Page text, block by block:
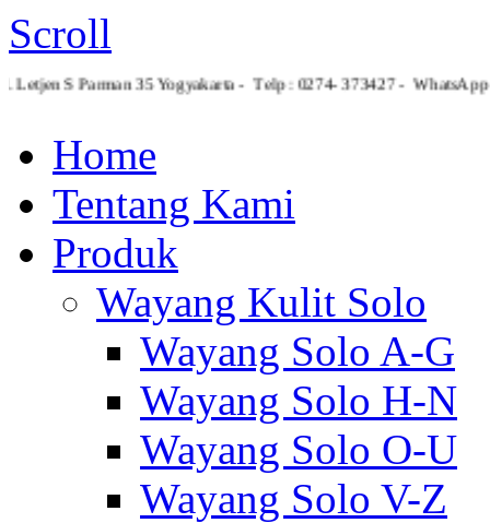
Scroll
Jl. Letjen S Parman 35 Yogyakarta - Telp : 0274- 373427 -
Home
Tentang Kami
Produk
Wayang Kulit Solo
Wayang Solo A-G
Wayang Solo H-N
Wayang Solo O-U
Wayang Solo V-Z